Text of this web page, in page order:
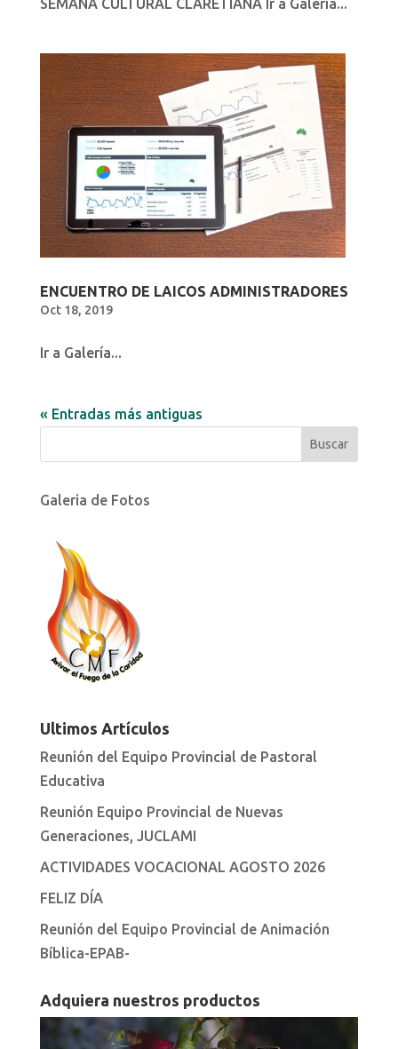
SEMANA CULTURAL CLARETIANA Ir a Galería...
ENCUENTRO DE LAICOS ADMINISTRADORES
Oct 18, 2019
Ir a Galería...
« Entradas más antiguas
Galeria de Fotos
Ultimos Artículos
Reunión del Equipo Provincial de Pastoral
Educativa
Reunión Equipo Provincial de Nuevas
Generaciones, JUCLAMI
ACTIVIDADES VOCACIONAL AGOSTO 2026
FELIZ DÍA
Reunión del Equipo Provincial de Animación
Bíblica-EPAB-
Adquiera nuestros productos